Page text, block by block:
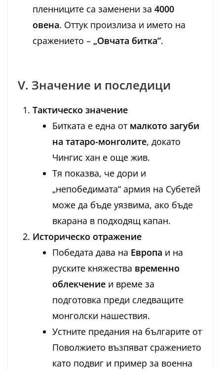
пленниците са заменени за 4000
овена. Оттук произлиза и името на
сражението – „Овчата битка“.
V. Значение и последици
Тактическо значение
Битката е една от малкото загуби
на татаро-монголите, докато
Чингис хан е още жив.
Тя показва, че дори и
„непобедимата“ армия на Субетей
може да бъде уязвима, ако бъде
вкарана в подходящ капан.
Историческо отражение
Победата дава на Европа и на
руските княжества временно
облекчение и време за
подготовка преди следващите
монголски нашествия.
Устните предания на българите от
Поволжието възпяват сражението
като подвиг и пример за военна